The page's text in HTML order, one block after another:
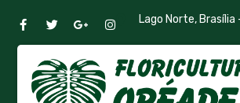
Lago Norte,